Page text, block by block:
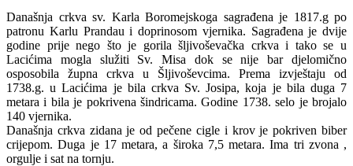
Današnja crkva sv. Karla Boromejskoga sagrađena je 1817.g po
patronu Karlu Prandau i doprinosom vjernika. Sagrađena je dvije
godine prije nego što je gorila šljivoševačka crkva i tako se u
Lacićima mogla služiti Sv. Misa dok se nije bar djelomično
osposobila župna crkva u Šljivoševcima. Prema izvještaju od
1738.g. u Lacićima je bila crkva Sv. Josipa, koja je bila duga 7
metara i bila je pokrivena šindricama. Godine 1738. selo je brojalo
140 vjernika.
Današnja crkva zidana je od pečene cigle i krov je pokriven biber
crijepom. Duga je 17 metara, a široka 7,5 metara. Ima tri zvona ,
orgulje i sat na tornju.